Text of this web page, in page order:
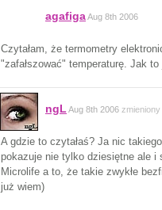
agafigaAug 8th 2006
Czytałam, że termometry
"zafałszować" temperaturę. Jak
ngL Aug 8th 2006 zmieniony
A gdzie to czytałaś? Ja nic
pokazuje nie tylko dziesiętne ale i
Microlife a to, że takie zwykłe
już wiem)